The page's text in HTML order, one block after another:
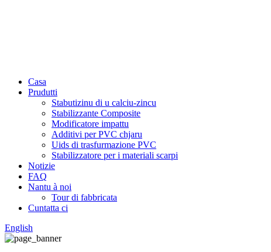
Casa
Prudutti
Stabutizinu di u calciu-zincu
Stabilizzante Composite
Modificatore impattu
Additivi per PVC chjaru
Uids di trasfurmazione PVC
Stabilizzatore per i materiali scarpi
Notizie
FAQ
Nantu à noi
Tour di fabbricata
Cuntatta ci
English